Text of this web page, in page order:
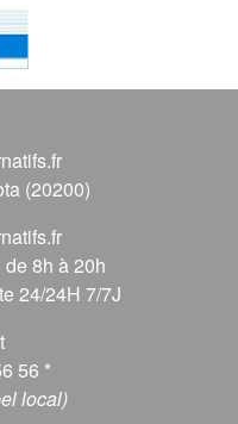
(20200)
8h à 20h
24/24H 7/7J
56 *
local)